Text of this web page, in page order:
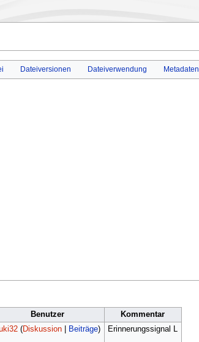
Dateiversionen Dateiverwendung Metadaten
Benutzer
Kommentar
(Diskussion| Beiträge) Erinnerungssignal L